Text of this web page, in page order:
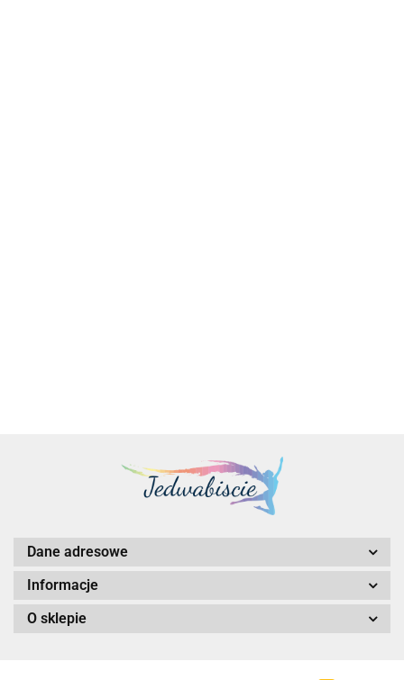
Dane adresowe
Informacje
O sklepie